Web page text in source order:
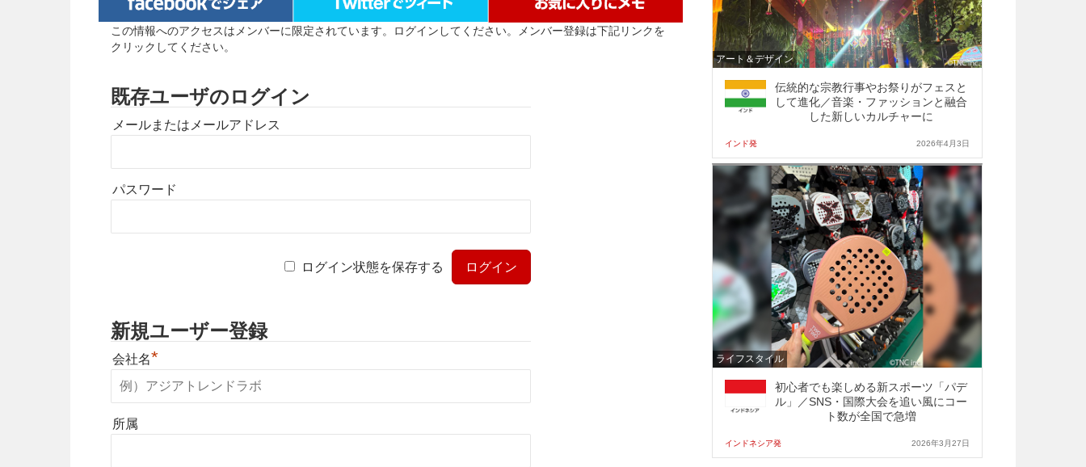
この情報へのアクセスはメンバーに限定されています。ログインしてください。メンバー登録は下記リンクを
クリックしてください。
既存ユーザのログイン
メールまたはメールアドレス
パスワード
ログイン状態を保存する
新規ユーザー登録
会社名*
所属
アート＆デザイン
伝統的な宗教行事やお祭りがフェスと
して進化／音楽・ファッションと融合
した新しいカルチャーに
インド発 2026年4月3日
ライフスタイル
初心者でも楽しめる新スポーツ「パデ
ル」／SNS・国際大会を追い風にコー
ト数が全国で急増
インドネシア発 2026年3月27日